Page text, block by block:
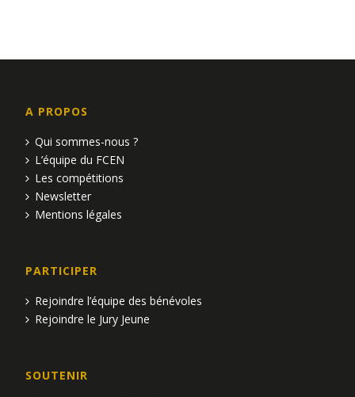
A PROPOS
Qui sommes-nous ?
L’équipe du FCEN
Les compétitions
Newsletter
Mentions légales
PARTICIPER
Rejoindre l’équipe des bénévoles
Rejoindre le Jury Jeune
SOUTENIR